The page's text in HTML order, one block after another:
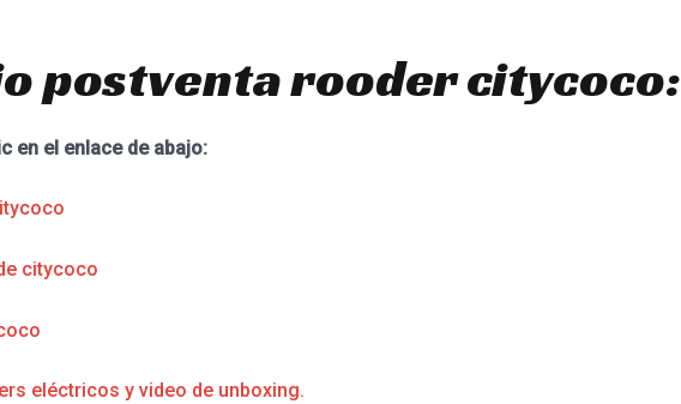
postventa rooder citycoco:
en el enlace de abajo:
citycoco
eléctricos y video de unboxing.